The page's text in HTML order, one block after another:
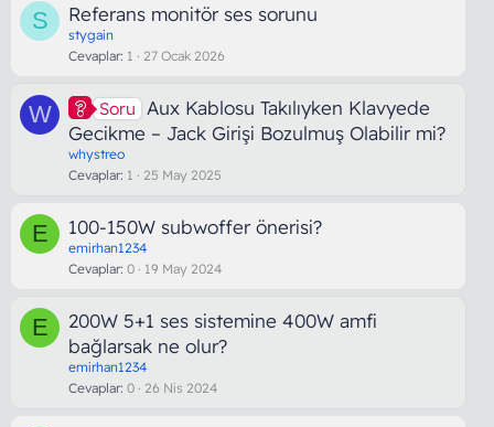
S Referans monitör ses sorunu
stygain
Cevaplar 1 27 Ocak 2026
W Soru
Aux Kablosu Takılıyken Klavyede
Gecikme – Jack Girişi Bozulmuş Olabilir mi?
whystreo
Cevaplar 1 25 May 2025
E 100-150W subwoffer önerisi?
emirhan1234
Cevaplar 0 19 May 2024
E
200W 5+1 ses sistemine 400W amfi
bağlarsak ne olur?
emirhan1234
Cevaplar 0 26 Nis 2024